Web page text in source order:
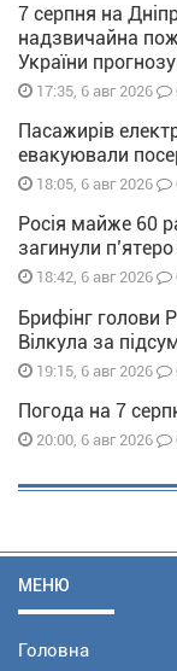
7 серпня на
надзвичайна
України
17:35, 6 авг 2026
Пасажирів
евакуювали
18:05, 6 авг 2026
Росія майже 60
загинули
18:42, 6 авг 2026
Брифінг голови
Вілкула за
19:15, 6 авг 2026
Погода на 7
20:00, 6 авг 2026
МЕНЮ
Головна